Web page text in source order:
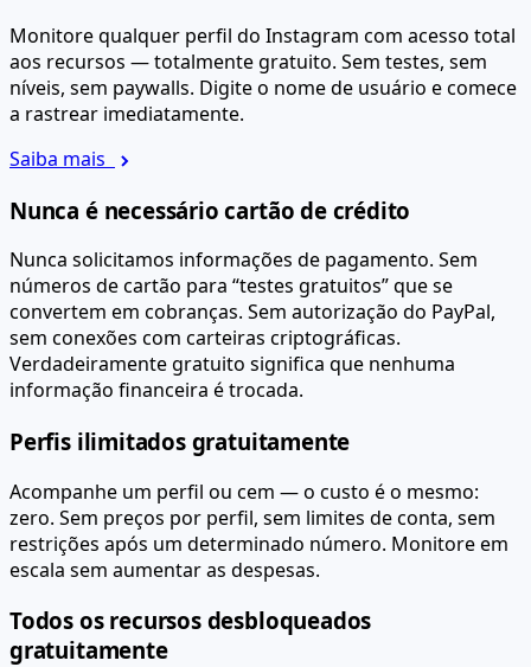
Monitore qualquer perfil do Instagram com acesso total
aos recursos — totalmente gratuito. Sem testes, sem
níveis, sem paywalls. Digite o nome de usuário e comece
a rastrear imediatamente.
Saiba mais
Nunca é necessário cartão de crédito
Nunca solicitamos informações de pagamento. Sem
números de cartão para “testes gratuitos” que se
convertem em cobranças. Sem autorização do PayPal,
sem conexões com carteiras criptográficas.
Verdadeiramente gratuito significa que nenhuma
informação financeira é trocada.
Perfis ilimitados gratuitamente
Acompanhe um perfil ou cem — o custo é o mesmo:
zero. Sem preços por perfil, sem limites de conta, sem
restrições após um determinado número. Monitore em
escala sem aumentar as despesas.
Todos os recursos desbloqueados
gratuitamente